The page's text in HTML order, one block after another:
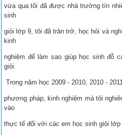
vừa qua tôi đã được nhà trường tín
sinh
giỏi lớp 9, tôi đã trăn trở, học hỏi và
kinh
nghiệm để làm sao giúp học sinh đỗ
giỏi.
Trong năm học 2009 - 2010, 2010 -
phương pháp, kinh nghiệm mà tôi
vào
thực tế đối với các em học sinh giỏi lớp